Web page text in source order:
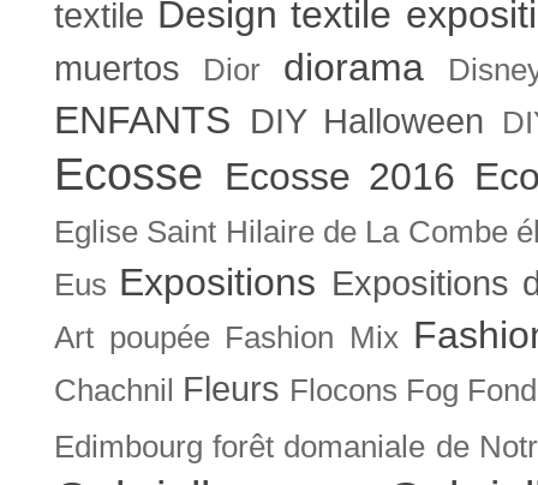
textile Design textile
muertos Dior diorama
ENFANTS DIY Halloween
Ecosse Ecosse 2016
Eglise Saint Hilaire de La Combe
Eus Expositions Expositions
Art poupée Fashion Mix
Chachnil Fleurs Flocons Fog
Edimbourg forêt domaniale de